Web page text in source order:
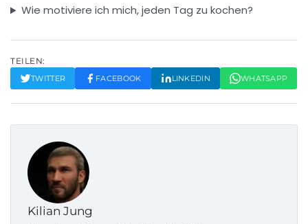
Wie motiviere ich mich, jeden Tag zu kochen?
TEILEN:
TWITTER FACEBOOK LINKEDIN WHATSAPP
Kilian Jung